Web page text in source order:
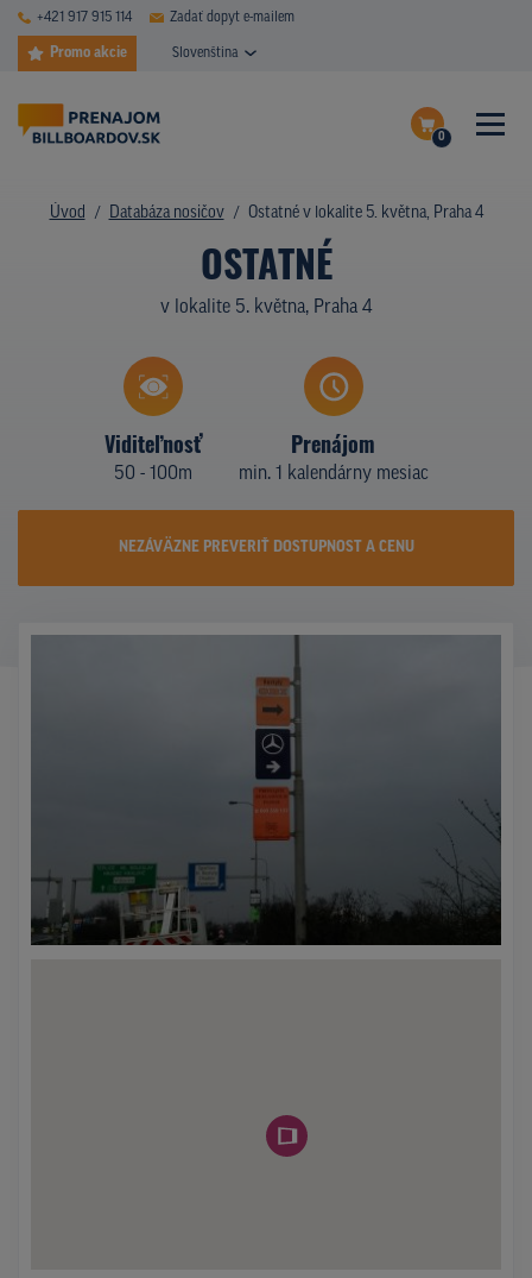
+421 917 915 114 Zadať dopyt e-mailem
Promo akcie Slovenština
0
Dokončiť dopyt
Zobraziť nosiče na mape
DATABÁZA NOSIČOV
PLOCHY V AKCII
TYPY NOSIČOV
Z PRAXE
Úvod Databáza nosičov Ostatné v lokalite 5. května, Praha 4
OSTATNÉ
v lokalite 5. května, Praha 4
Viditeľnosť
50 - 100m
Prenájom
min. 1 kalendárny mesiac
NEZÁVÄZNE PREVERIŤ DOSTUPNOST A CENU